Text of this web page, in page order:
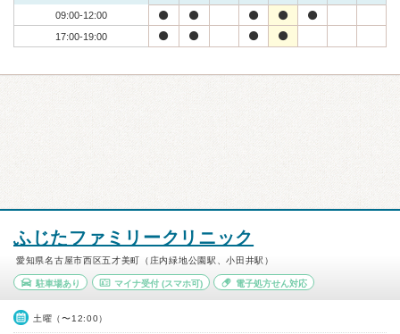
09:00-12:00
17:00-19:00
ふじたファミリークリニック
愛知県名古屋市西区五才美町（庄内緑地公園駅、小田井駅）
駐車場あり マイナ受付(スマホ可) 電子処方せん対応
土曜（〜12:00）